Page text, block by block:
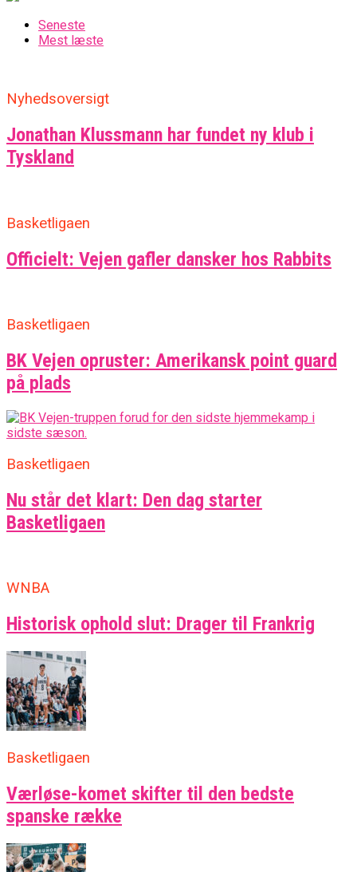
Seneste
Mest læste
Nyhedsoversigt
Jonathan Klussmann har fundet ny klub i
Tyskland
Basketligaen
Officielt: Vejen gafler dansker hos Rabbits
Basketligaen
BK Vejen opruster: Amerikansk point guard
på plads
Basketligaen
Nu står det klart: Den dag starter
Basketligaen
WNBA
Historisk ophold slut: Drager til Frankrig
Basketligaen
Værløse-komet skifter til den bedste
spanske række